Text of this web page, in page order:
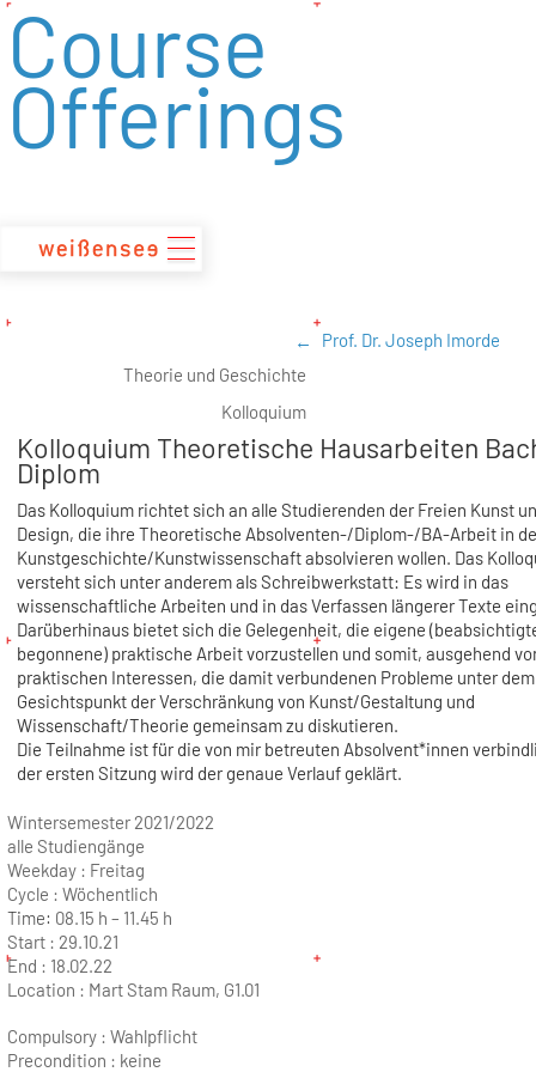
zum
Inhalt
Course
Offerings
Prof. Dr. Joseph Imorde
Theorie und Geschichte
Kolloquium
Kolloquium Theoretische Hausarbeiten
Diplom
Das Kolloquium richtet sich an alle Studierenden der Freien Kunst
Design, die ihre Theoretische Absolventen-/Diplom-/BA-Arbeit in
Kunstgeschichte/Kunstwissenschaft absolvieren wollen. Das
versteht sich unter anderem als Schreibwerkstatt: Es wird in das
wissenschaftliche Arbeiten und in das Verfassen längerer Texte
Darüberhinaus bietet sich die Gelegenheit, die eigene
begonnene) praktische Arbeit vorzustellen und somit, ausgehend
praktischen Interessen, die damit verbundenen Probleme unter dem
Gesichtspunkt der Verschränkung von Kunst/Gestaltung und
Wissenschaft/Theorie gemeinsam zu diskutieren.
Die Teilnahme ist für die von mir betreuten Absolvent*innen
der ersten Sitzung wird der genaue Verlauf geklärt.
Wintersemester 2021/2022
alle Studiengänge
Weekday : Freitag
Cycle : Wöchentlich
Time: 08.15 h – 11.45 h
Start : 29.10.21
End : 18.02.22
Location : Mart Stam Raum, G1.01
Compulsory : Wahlpflicht
Precondition : keine